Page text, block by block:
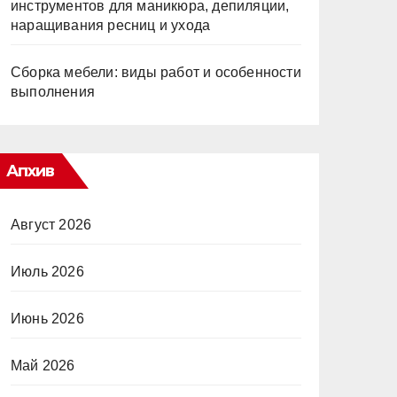
инструментов для маникюра, депиляции,
наращивания ресниц и ухода
Сборка мебели: виды работ и особенности
выполнения
Апхив
Август 2026
Июль 2026
Июнь 2026
Май 2026